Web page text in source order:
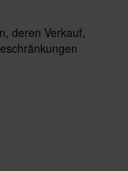
deren Verkauf,